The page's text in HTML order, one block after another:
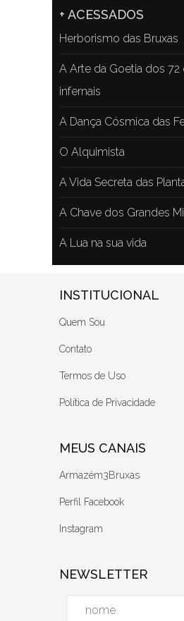
+ ACESSADOS
Herborismo das Bruxas
A Arte da Goetia dos 72
infernais
A Dança Cósmica das
O Alquimista
A Vida Secreta das
A Chave dos Grandes
A Lua na sua vida
INSTITUCIONAL
Quem Sou
Contato
Termos de Uso
Política de Privacidade
MEUS CANAIS
Armazém3Bruxas
Perfil Facebook
Instagram
NEWSLETTER